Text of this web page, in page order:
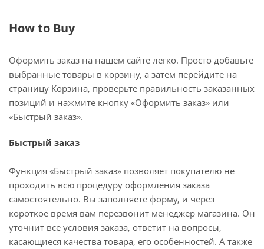
How to Buy
Оформить заказ на нашем сайте легко. Просто добавьте
выбранные товары в корзину, а затем перейдите на
страницу Корзина, проверьте правильность заказанных
позиций и нажмите кнопку «Оформить заказ» или
«Быстрый заказ».
Быстрый заказ
Функция «Быстрый заказ» позволяет покупателю не
проходить всю процедуру оформления заказа
самостоятельно. Вы заполняете форму, и через
короткое время вам перезвонит менеджер магазина. Он
уточнит все условия заказа, ответит на вопросы,
касающиеся качества товара, его особенностей. А также